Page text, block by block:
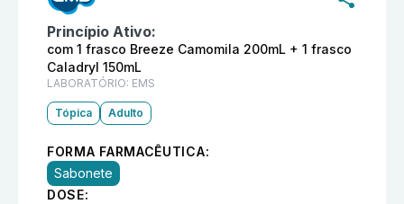
Princípio Ativo:
com 1 frasco Breeze Camomila 200mL + 1 frasco
Caladryl 150mL
LABORATÓRIO: EMS
Tópica Adulto
FORMA FARMACÊUTICA:
Sabonete
DOSE: